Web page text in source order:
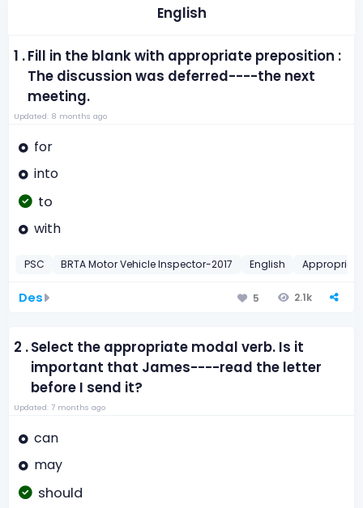
English
1 .Fill in the blank with appropriate preposition :
The discussion was deferred----the next
meeting.
Updated: 8 months ago
for
into
to
with
PSC BRTA Motor Vehicle Inspector-2017 English
Des 5 2.1k
2 .Select the appropriate modal verb. Is it
important that James----read the letter
before I send it?
Updated: 7 months ago
can
may
should